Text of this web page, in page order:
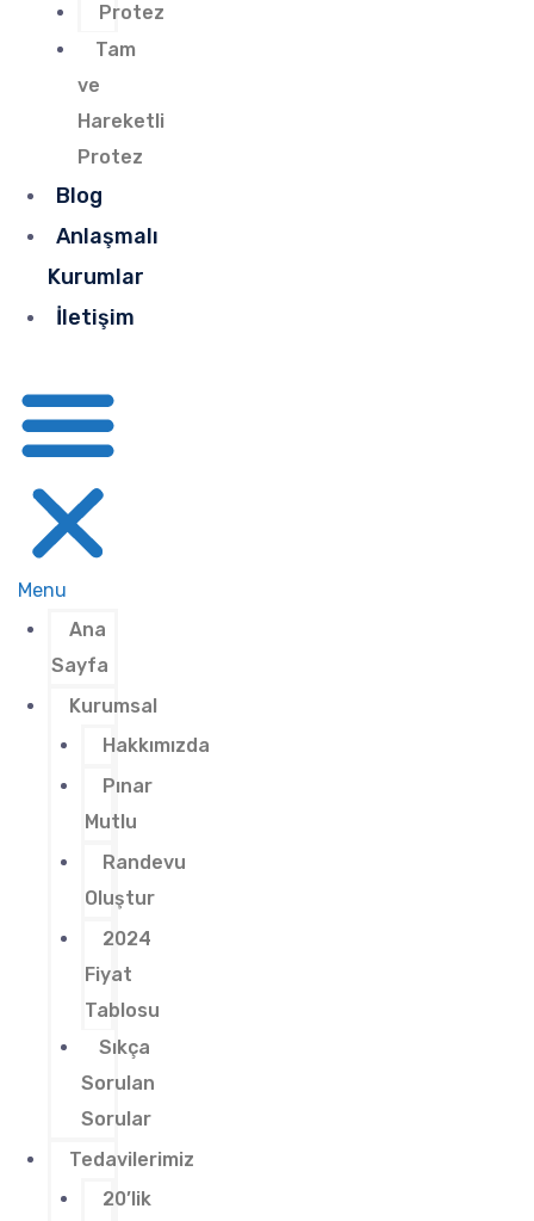
Protez
Tam
ve
Hareketli
Protez
Blog
Anlaşmalı
Kurumlar
İletişim
Menu
Ana
Sayfa
Kurumsal
Hakkımızda
Pınar
Mutlu
Randevu
Oluştur
2024
Fiyat
Tablosu
Sıkça
Sorulan
Sorular
Tedavilerimiz
20’lik